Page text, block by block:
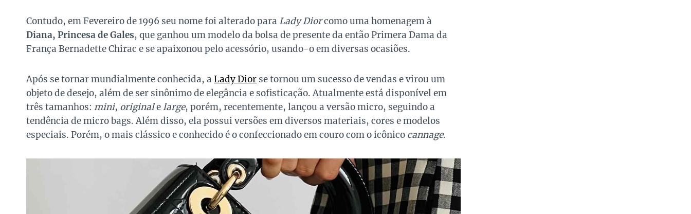
Contudo, em Fevereiro de 1996 seu nome foi alterado para Lady Diorcomo uma homenagem à
Diana, Princesa de Gales, que ganhou um modelo da bolsa de presente da então Primera Dama da
França Bernadette Chirac e se apaixonou pelo acessório, usando-o em diversas ocasiões.
Após se tornar mundialmente conhecida, a Lady Dior se tornou um sucesso de vendas e virou um
objeto de desejo, além de ser sinônimo de elegância e sofisticação. Atualmente está disponível em
três tamanhos: mini, originalelarge, porém, recentemente, lançou a versão micro, seguindo a
tendência de micro bags. Além disso, ela possui versões em diversos materiais, cores e modelos
especiais. Porém, o mais clássico e conhecido é o confeccionado em couro com o icônico cannage.